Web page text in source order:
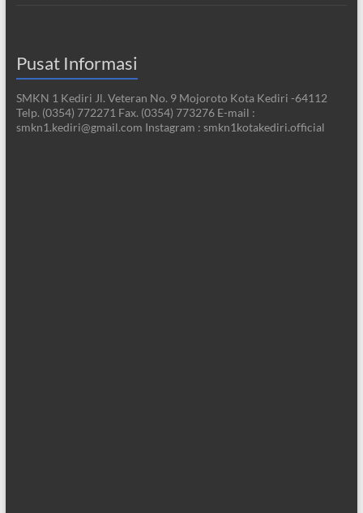
Pusat Informasi
SMKN 1 Kediri Jl. Veteran No. 9 Mojoroto Kota Kediri -64112
Telp. (0354) 772271 Fax. (0354) 773276 E-mail :
smkn1.kediri@gmail.com Instagram : smkn1kotakediri.official